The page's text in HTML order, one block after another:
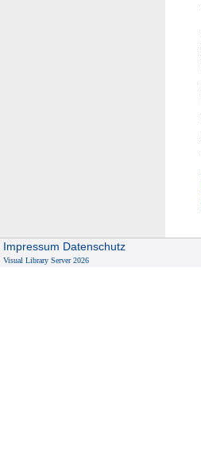
Impressum Datenschutz
Visual Library Server 2026